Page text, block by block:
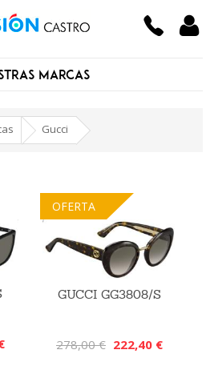
MARCAS
Gucci
OFERTA
GUCCI GG3808/S
278,00 € 222,40 €